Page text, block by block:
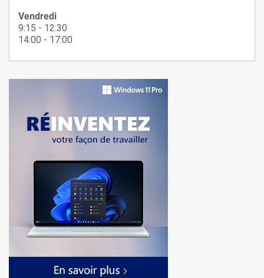
Vendredi
9:15 - 12:30
14:00 - 17:00